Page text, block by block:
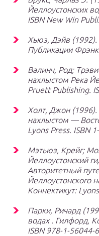
Йеллоустонских
ISBNNew Win
Хьюз, Дэйв
Публикации
Валинч, Род;
нахлыстом Река
Pruett Publishing.
Холт, Джон (1996).
нахлыстом —
Lyons Press. ISBN
Мэтьюз, Крейг;
Йеллоустонский
Авторитетный
Йеллоустонского
Коннектикут:
Парки, Ричард
водах. Гилфорд,
ISBN 978-1-56044-